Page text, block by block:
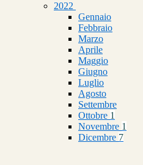
2022
Gennaio
Febbraio
Marzo
Aprile
Maggio
Giugno
Luglio
Agosto
Settembre
Ottobre 1
Novembre 1
Dicembre 7